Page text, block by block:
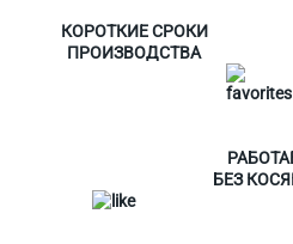
КОРОТКИЕ СРОКИ
ПРОИЗВОДСТВА
БЕЗ